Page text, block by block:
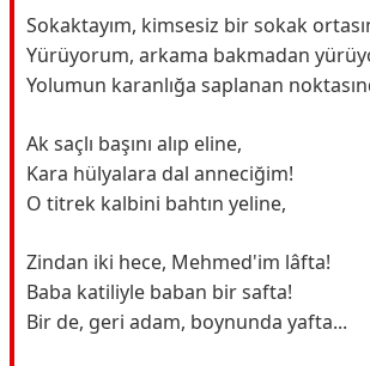
Sokaktayım, kimsesiz bir sokak
Yürüyorum, arkama bakmadan
Yolumun karanlığa saplanan
Ak saçlı başını alıp eline,
Kara hülyalara dal anneciğim!
O titrek kalbini bahtın yeline,
Zindan iki hece, Mehmed'im lâfta!
Baba katiliyle baban bir safta!
Bir de, geri adam, boynunda yafta...